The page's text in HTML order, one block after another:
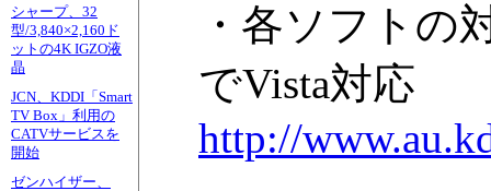
シャープ、32
型/3,840×2,160ド
ットの4K IGZO液
晶
JCN、KDDI「Smart
TV Box」利用の
CATVサービスを
開始
ゼンハイザー、
・各ソフトの
でVista対応
http://